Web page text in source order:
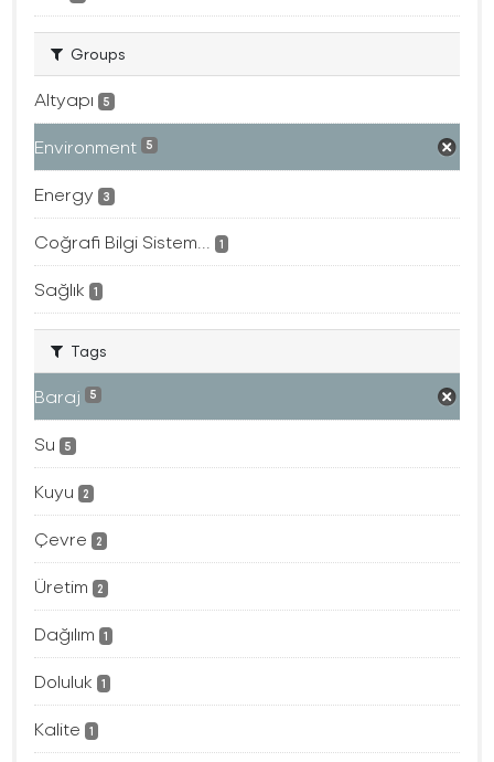
Groups
Altyapı 5
Environment 5
Energy 3
Coğrafi Bilgi Sistem... 1
Sağlık 1
Tags
Baraj 5
Su 5
Kuyu 2
Çevre 2
Üretim 2
Dağılım 1
Doluluk 1
Kalite 1